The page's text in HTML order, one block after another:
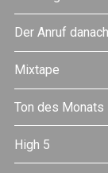
Der Anruf danach
Mixtape
Ton des Monats
High 5